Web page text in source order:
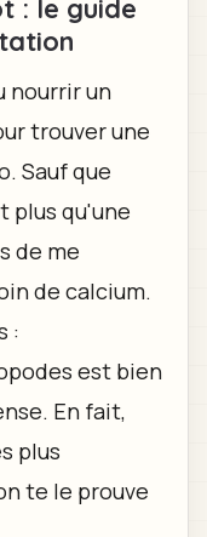
: le guide
nourrir un
trouver une
Sauf que
plus qu'une
de me
de calcium.
:
est bien
En fait,
plus
te le prouve